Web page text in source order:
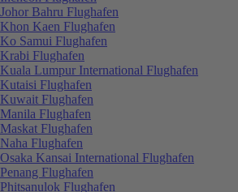
Johor Bahru Flughafen
Khon Kaen Flughafen
Ko Samui Flughafen
Krabi Flughafen
Kuala Lumpur International Flughafen
Kutaisi Flughafen
Kuwait Flughafen
Manila Flughafen
Maskat Flughafen
Naha Flughafen
Osaka Kansai International Flughafen
Penang Flughafen
Phitsanulok Flughafen